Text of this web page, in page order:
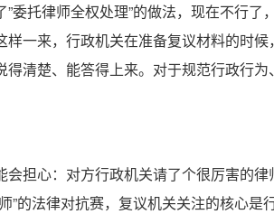
委托律师全权处理”的做法，现在不行了
一来，行政机关在准备复议材料的时候
清楚、能答得上来。对于规范行政行为
担心：对方行政机关请了个很厉害的律
”的法律对抗赛，复议机关关注的核心是